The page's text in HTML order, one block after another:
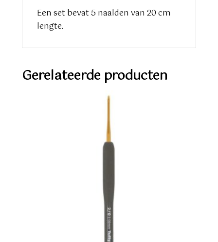
Een set bevat 5 naalden van 20 cm
lengte.
Gerelateerde producten